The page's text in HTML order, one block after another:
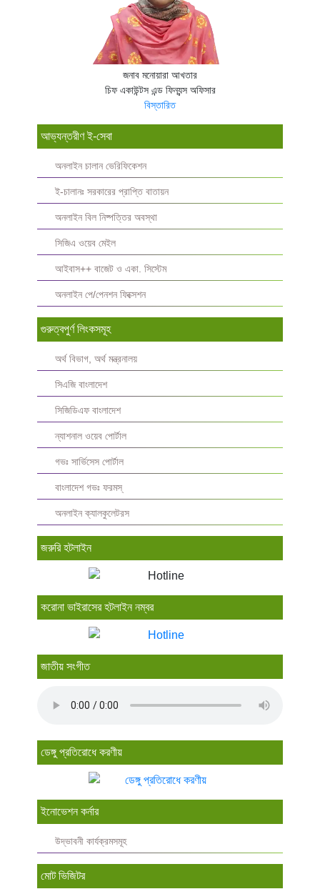
জনাব মনোয়ারা আখতার
চিফ একাউন্টস এন্ড ফিন্যন্স অফিসার
বিস্তারিত
আভ্যন্তরীণ ই-সেবা
অনলাইন চালান ভেরিফিকেশন
ই-চালানঃ সরকারের প্রাপ্তি বাতায়ন
অনলাইন বিল নিষ্পত্তির অবস্থা
সিজিএ ওয়েব মেইল
আইবাস++ বাজেট ও একা. সিস্টেম
অনলাইন পে/পেনশন ফিক্সেশন
গুরুত্বপুর্ণ লিংকসমূহ
অর্থ বিভাগ, অর্থ মন্ত্রনালয়
সিএজি বাংলাদেশ
সিজিডিএফ বাংলাদেশ
ন্যাশনাল ওয়েব পোর্টাল
গভঃ সার্ভিসেস পোর্টাল
বাংলাদেশ গভঃ ফরমস্‌
অনলাইন ক্যালকুলেটরস
জরুরি হটলাইন
করোনা ভাইরাসের হটলাইন নম্বর
জাতীয় সংগীত
ডেঙ্গু প্রতিরোধে করণীয়
ইনোভেশন কর্নার
উদ্ভাবনী কার্যক্রমসমূহ
মোট ভিজিটর